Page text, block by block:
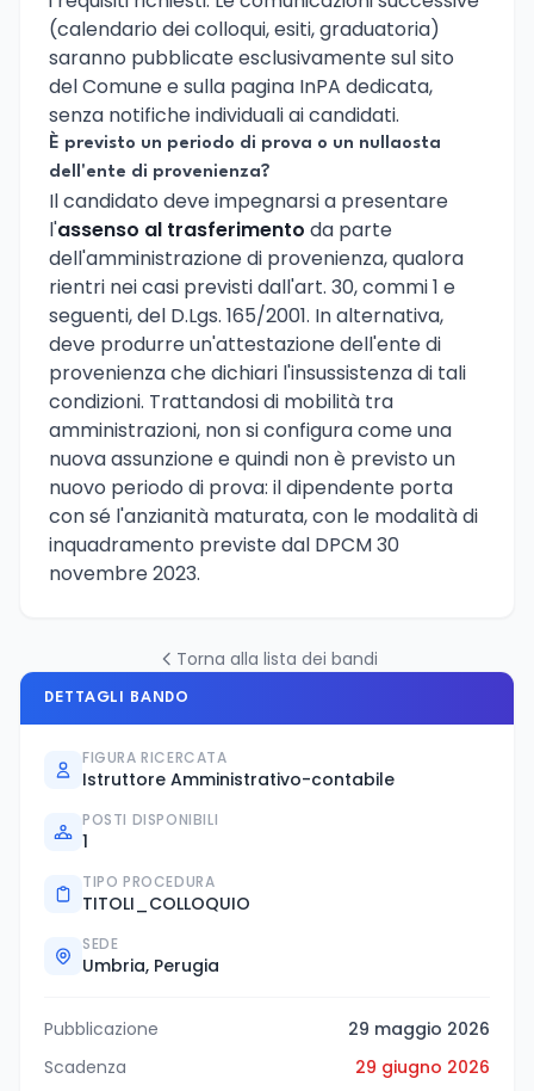
(calendario dei colloqui, esiti, graduatoria)
saranno pubblicate esclusivamente sul sito
del Comune e sulla pagina InPA dedicata,
senza notifiche individuali ai candidati.
È previsto un periodo di prova o un nullaosta
dell'ente di provenienza?
Il candidato deve impegnarsi a presentare
l'assenso al trasferimento da parte
dell'amministrazione di provenienza, qualora
rientri nei casi previsti dall'art. 30, commi 1 e
seguenti, del D.Lgs. 165/2001. In alternativa,
deve produrre un'attestazione dell'ente di
provenienza che dichiari l'insussistenza di tali
condizioni. Trattandosi di mobilità tra
amministrazioni, non si configura come una
nuova assunzione e quindi non è previsto un
nuovo periodo di prova: il dipendente porta
con sé l'anzianità maturata, con le modalità di
inquadramento previste dal DPCM 30
novembre 2023.
Torna alla lista dei bandi
DETTAGLI BANDO
FIGURA RICERCATA
Istruttore Amministrativo-contabile
POSTI DISPONIBILI
1
TIPO PROCEDURA
TITOLI_COLLOQUIO
SEDE
Umbria, Perugia
Pubblicazione
29 maggio 2026
Scadenza
29 giugno 2026